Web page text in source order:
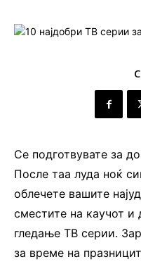
Се подготвувате за
После таа луда ноќ
облечете вашите
сместите на каучот
гледање ТВ серии.
за време на